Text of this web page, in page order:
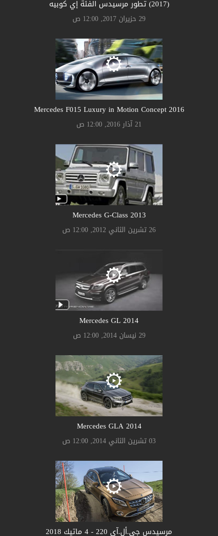
(2017) تطور مرسيدس الفئة إي كوبيه
29 حزيران 2017, 12:00 ص
Mercedes F015 Luxury in Motion Concept 2016
21 آذار 2016, 12:00 ص
Mercedes G-Class 2013
26 تشرين الثاني 2012, 12:00 ص
Mercedes GL 2014
29 نيسان 2014, 12:00 ص
Mercedes GLA 2014
03 تشرين الثاني 2014, 12:00 ص
مرسيدس جي.أل.آي 220 - 4 ماتيك 2018